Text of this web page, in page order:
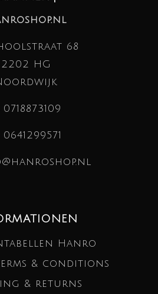
68
2202 HG
0718873109
0641299571
Hanro
& conditions
& returns